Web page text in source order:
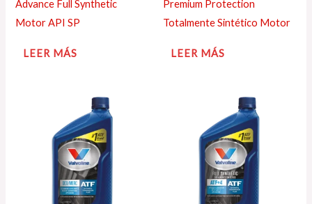
Advance Full Synthetic
Motor API SP
LEER MÁS
Premium Protection
Totalmente Sintético Motor
LEER MÁS